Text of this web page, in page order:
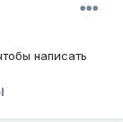
написать